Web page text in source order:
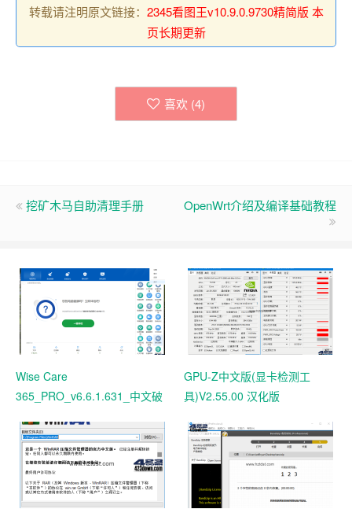
转载请注明原文链接： 2345看图王v10.9.0.9730精简版 本
页长期更新
喜欢 (4)
挖矿木马自助清理手册 OpenWrt介绍及编译基础教程
Wise Care
365_PRO_v6.6.1.631_中文破
GPU-Z中文版(显卡检测工
具)V2.55.00 汉化版